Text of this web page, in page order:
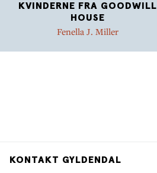
KVINDERNE FRA GOODWILL
HOUSE
Fenella J. Miller
KONTAKT GYLDENDAL